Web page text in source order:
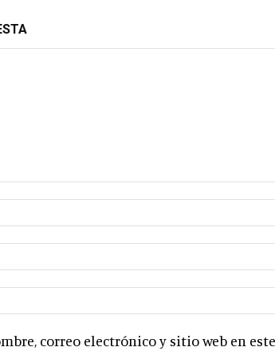
correo electrónico y sitio web en